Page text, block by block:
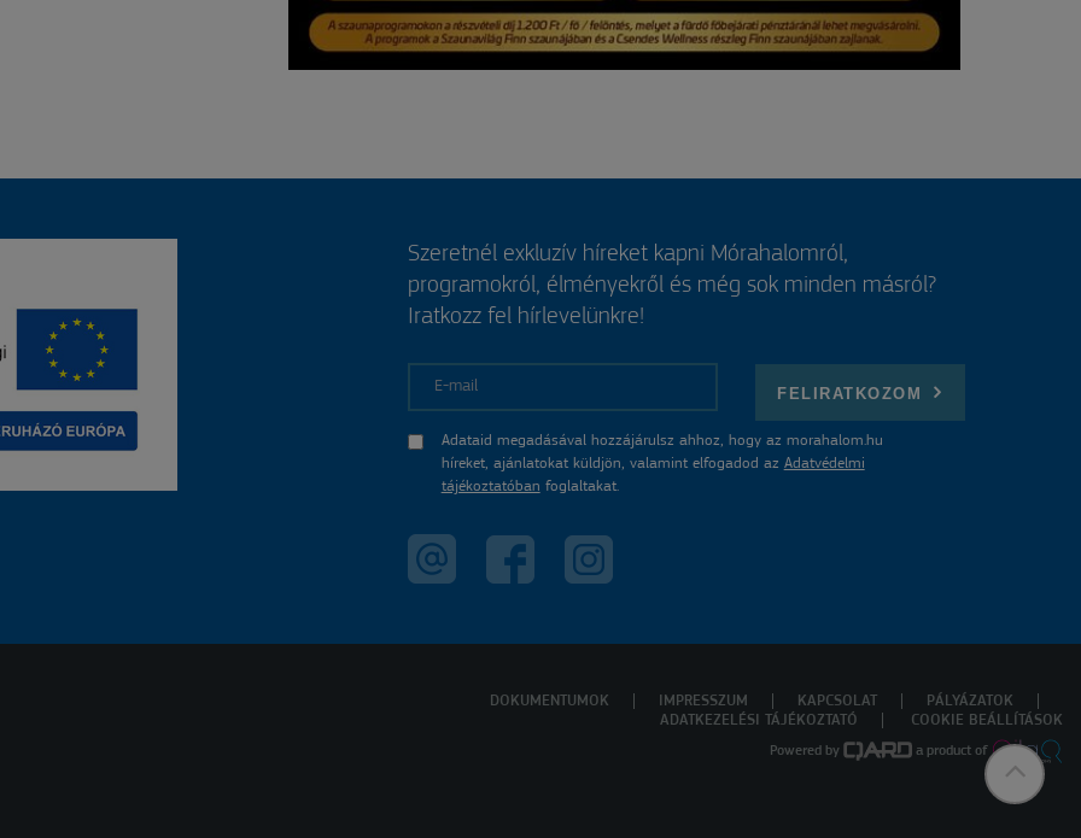
Szeretnél exkluzív híreket kapni Mórahalomról,
programokról, élményekről és még sok minden másról?
Iratkozz fel hírlevelünkre!
FELIRATKOZOM
Adataid megadásával hozzájárulsz ahhoz, hogy az morahalom.hu
híreket, ajánlatokat küldjön, valamint elfogadod az Adatvédelmi
tájékoztatóban foglaltakat.
DOKUMENTUMOK IMPRESSZUM KAPCSOLAT
PÁLYÁZATOK
ADATKEZELÉSI TÁJÉKOZTATÓ
COOKIE BEÁLLÍTÁSOK
Powered by a product of